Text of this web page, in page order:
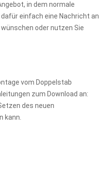
in dem normale
einfach eine Nachricht an
oder nutzen Sie
vom Doppelstab
zum Download an:
des neuen
kann.